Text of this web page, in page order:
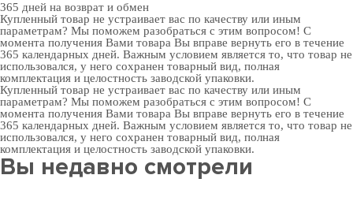
365 дней на возврат и обмен
Купленный товар не устраивает вас по качеству или иным
параметрам? Мы поможем разобраться с этим вопросом! С
момента получения Вами товара Вы вправе вернуть его в течение
365 календарных дней. Важным условием является то, что товар не
использовался, у него сохранен товарный вид, полная
комплектация и целостность заводской упаковки.
Купленный товар не устраивает вас по качеству или иным
параметрам? Мы поможем разобраться с этим вопросом! С
момента получения Вами товара Вы вправе вернуть его в течение
365 календарных дней. Важным условием является то, что товар не
использовался, у него сохранен товарный вид, полная
комплектация и целостность заводской упаковки.
Вы недавно смотрели